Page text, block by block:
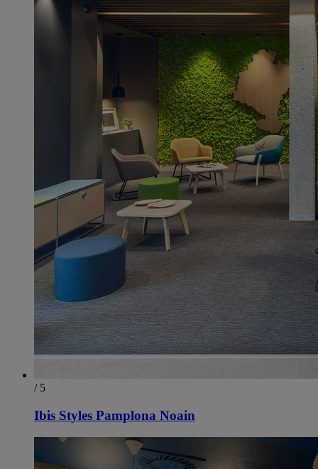
/ 5
Ibis Styles Pamplona Noain